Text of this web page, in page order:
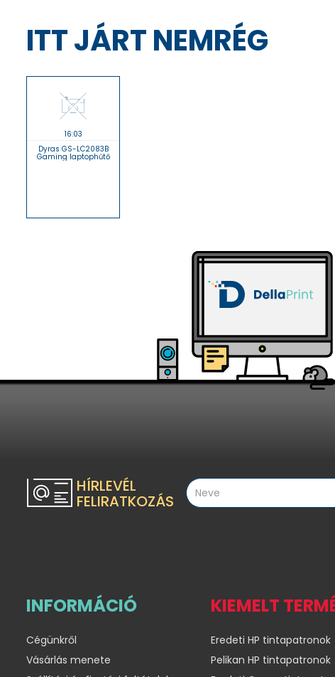
ITT JÁRT NEMRÉG
16:03
Dyras GS-LC2083B
Gaming laptophűtő
HÍRLEVÉL
FELIRATKOZÁS
INFORMÁCIÓ
Cégünkről
Vásárlás menete
KIEMELT
Eredeti HP tintapatronok
Pelikan HP tintapatronok